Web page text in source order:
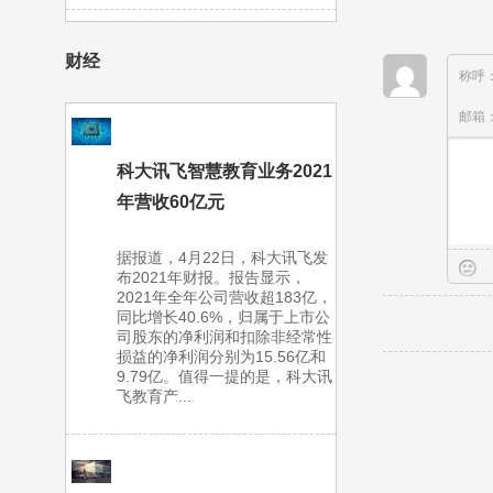
财经
科大讯飞智慧教育业务2021
年营收60亿元
据报道，4月22日，科大讯飞发
布2021年财报。报告显示，
2021年全年公司营收超183亿，
同比增长40.6%，归属于上市公
司股东的净利润和扣除非经常性
损益的净利润分别为15.56亿和
9.79亿。值得一提的是，科大讯
飞教育产...
称呼
邮箱